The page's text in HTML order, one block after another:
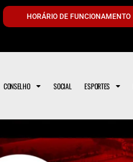
HORÁRIO DE FUNCIONAMENTO
CONSELHO SOCIAL ESPORTES